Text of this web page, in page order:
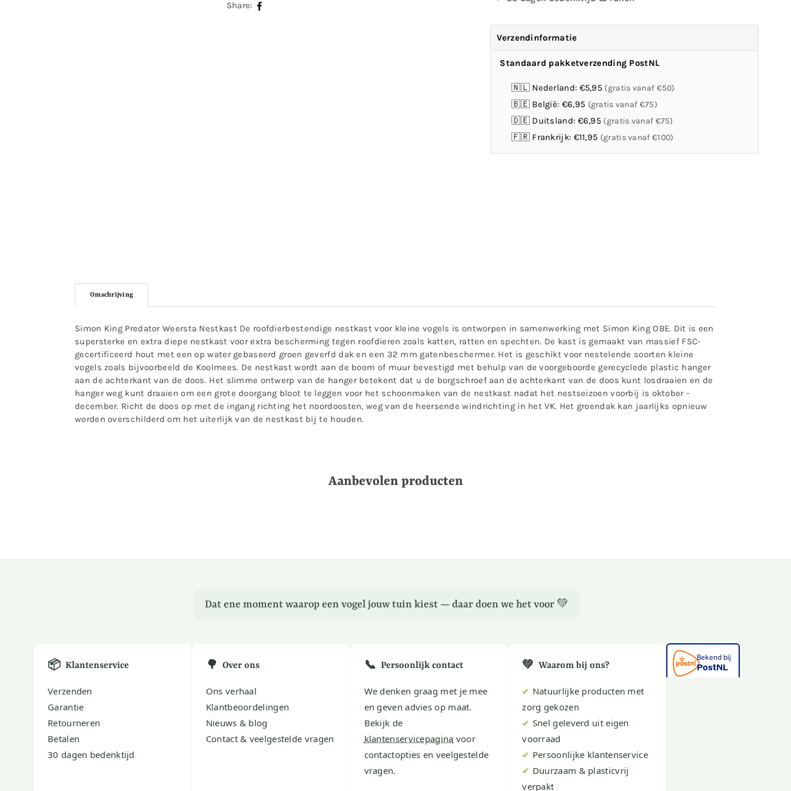
Share:
Verzendinformatie
Standaard pakketverzending PostNL
🇳🇱 Nederland: €5,95 (gratis vanaf €50)
🇧🇪 België: €6,95 (gratis vanaf €75)
🇩🇪 Duitsland: €6,95 (gratis vanaf €75)
🇫🇷 Frankrijk: €11,95 (gratis vanaf €100)
Omschrijving
Simon King Predator Weersta Nestkast De roofdierbestendige nestkast voor kleine vogels is ontworpen in samenwerking met Simon King OBE. Dit is een
supersterke en extra diepe nestkast voor extra bescherming tegen roofdieren zoals katten, ratten en spechten. De kast is gemaakt van massief FSC-
gecertificeerd hout met een op water gebaseerd groen geverfd dak en een 32 mm gatenbeschermer. Het is geschikt voor nestelende soorten kleine
vogels zoals bijvoorbeeld de Koolmees. De nestkast wordt aan de boom of muur bevestigd met behulp van de voorgeboorde gerecyclede plastic hanger
aan de achterkant van de doos. Het slimme ontwerp van de hanger betekent dat u de borgschroef aan de achterkant van de doos kunt losdraaien en de
hanger weg kunt draaien om een grote doorgang bloot te leggen voor het schoonmaken van de nestkast nadat het nestseizoen voorbij is oktober -
december. Richt de doos op met de ingang richting het noordoosten, weg van de heersende windrichting in het VK. Het groendak kan jaarlijks opnieuw
worden overschilderd om het uiterlijk van de nestkast bij te houden.
Aanbevolen producten
Dat ene moment waarop een vogel jouw tuin kiest — daar doen we het voor 💚
📦 Klantenservice
Verzenden
Garantie
Retourneren
Betalen
30 dagen bedenktijd
🌳 Over ons
Ons verhaal
Klantbeoordelingen
Nieuws & blog
Contact & veelgestelde vragen
📞 Persoonlijk contact
We denken graag met je mee
en geven advies op maat.
Bekijk de
klantenservicepagina voor
contactopties en veelgestelde
vragen.
💚 Waarom bij ons?
✔ Natuurlijke producten met
zorg gekozen
✔ Snel geleverd uit eigen
voorraad
✔ Persoonlijke klantenservice
✔ Duurzaam & plasticvrij
verpakt